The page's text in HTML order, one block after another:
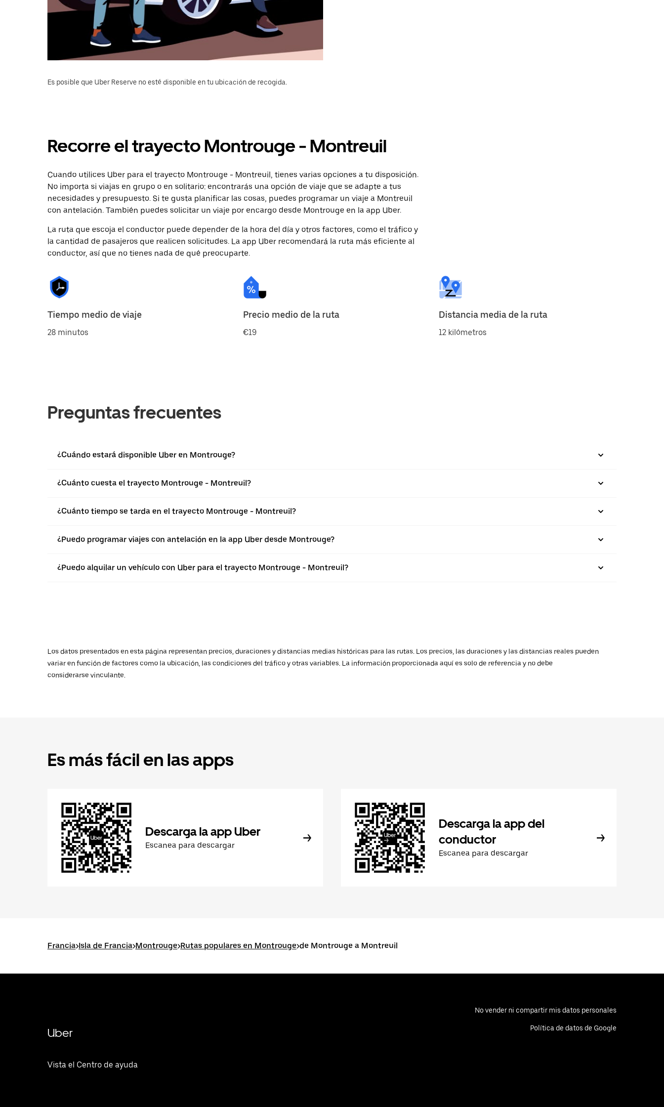
Es posible que Uber Reserve no esté disponible en tu ubicación de recogida.
Recorre el trayecto Montrouge - Montreuil
Cuando utilices Uber para el trayecto Montrouge - Montreuil, tienes varias opciones a tu disposición.
No importa si viajas en grupo o en solitario: encontrarás una opción de viaje que se adapte a tus
necesidades y presupuesto. Si te gusta planificar las cosas, puedes programar un viaje a Montreuil
con antelación. También puedes solicitar un viaje por encargo desde Montrouge en la app Uber.
La ruta que escoja el conductor puede depender de la hora del día y otros factores, como el tráfico y
la cantidad de pasajeros que realicen solicitudes. La app Uber recomendará la ruta más eficiente al
conductor, así que no tienes nada de qué preocuparte.
Tiempo medio de viaje
28 minutos
Precio medio de la ruta
€19
Distancia media de la ruta
12 kilómetros
Preguntas frecuentes
¿Cuándo estará disponible Uber en Montrouge?
¿Cuánto cuesta el trayecto Montrouge - Montreuil?
¿Cuánto tiempo se tarda en el trayecto Montrouge - Montreuil?
¿Puedo programar viajes con antelación en la app Uber desde Montrouge?
¿Puedo alquilar un vehículo con Uber para el trayecto Montrouge - Montreuil?
Los datos presentados en esta página representan precios, duraciones y distancias medias históricas para las rutas. Los precios, las duraciones y las distancias reales pueden
variar en función de factores como la ubicación, las condiciones del tráfico y otras variables. La información proporcionada aquí es solo de referencia y no debe
considerarse vinculante.
Es más fácil en las apps
Descarga la app Uber
Escanea para descargar
Descarga la app del
conductor
Escanea para descargar
Francia>Isla de Francia>Montrouge>Rutas populares en Montrouge>de Montrouge a Montreuil
Uber
Vista el Centro de ayuda
No vender ni compartir mis datos personales
Política de datos de Google